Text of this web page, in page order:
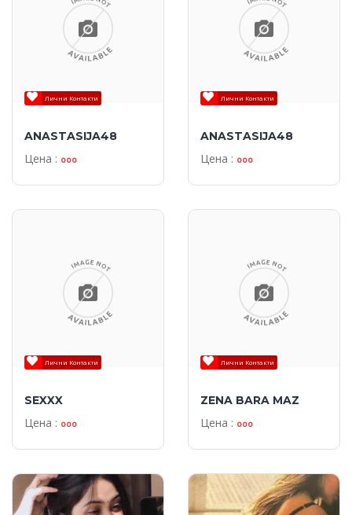
Лични Контакти
ANASTASIJA48
Цена : ooo
Лични Контакти
ANASTASIJA48
Цена : ooo
Лични Контакти
SEXXX
Цена : ooo
Лични Контакти
ZENA BARA MAZ
Цена : ooo